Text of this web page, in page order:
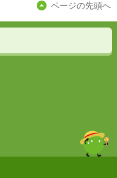
ページの先頭へ